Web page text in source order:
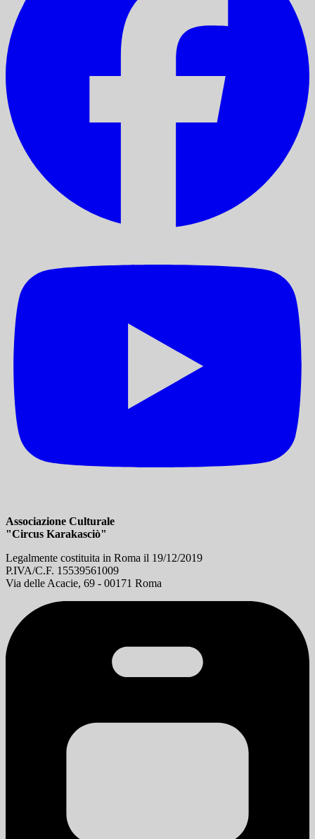
Associazione Culturale
"Circus Karakasciò"
Legalmente costituita in Roma il 19/12/2019
P.IVA/C.F. 15539561009
Via delle Acacie, 69 - 00171 Roma